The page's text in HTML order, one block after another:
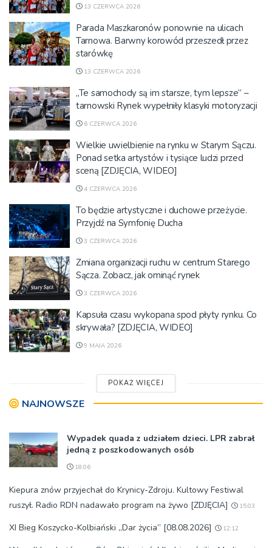
13 CZERWCA 2026
Parada Maszkaronów ponownie na ulicach
Tarnowa. Barwny korowód przeszedł przez
starówkę
13 CZERWCA 2026
„Te samochody są im starsze, tym lepsze” –
tarnowski Rynek wypełniły klasyki motoryzacji
6 CZERWCA 2026
Wielkie uwielbienie na rynku w Starym Sączu.
Ponad setka artystów i tysiące ludzi przed
sceną [ZDJĘCIA, WIDEO]
4 CZERWCA 2026
To będzie artystyczne i duchowe przeżycie.
Przyjdź na Symfonię Ducha
3 CZERWCA 2026
Zmiana organizacji ruchu w centrum Starego
Sącza. Zobacz, jak ominąć rynek
3 CZERWCA 2026
Kapsuła czasu wykopana spod płyty rynku. Co
skrywała? [ZDJĘCIA, WIDEO]
9 MAJA 2026
POKAŻ WIĘCEJ
NAJNOWSZE
Wypadek quada z udziałem dzieci. LPR zabrał
jedną z poszkodowanych osób
18:06
Kiepura znów przyjechał do Krynicy-Zdroju. Kultowy Festiwal
ruszył. Radio RDN nadawało program na żywo [ZDJĘCIA]
15:03
XI Bieg Koszycko-Kolbiański „Dar życia” [08.08.2026] 12:12